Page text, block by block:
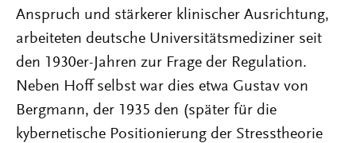
Anspruch und stärkerer klinischer Ausrichtung,
arbeiteten deutsche Universitätsmediziner seit
den 1930er-Jahren zur Frage der Regulation.
Neben Hoff selbst war dies etwa Gustav von
Bergmann, der 1935 den (später für die
kybernetische Positionierung der Stresstheorie